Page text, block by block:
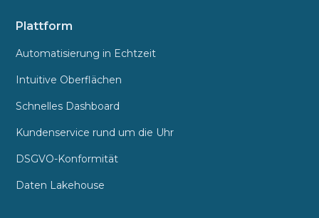
Plattform
Automatisierung in Echtzeit
Intuitive Oberflächen
Schnelles Dashboard
Kundenservice rund um die Uhr
DSGVO-Konformität
Daten Lakehouse